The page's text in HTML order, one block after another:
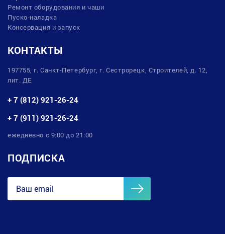
Ремонт оборудования и чаши
Пуско-наладка
Консервация и запуск
КОНТАКТЫ
197755, г. Санкт-Петербург, г. Сестрорецк, Строителей, д. 12,
лит. ДЕ
+ 7 (812) 921-26-24
+ 7 (911) 921-26-24
ежедневно с 9:00 до 21:00
ПОДПИСКА